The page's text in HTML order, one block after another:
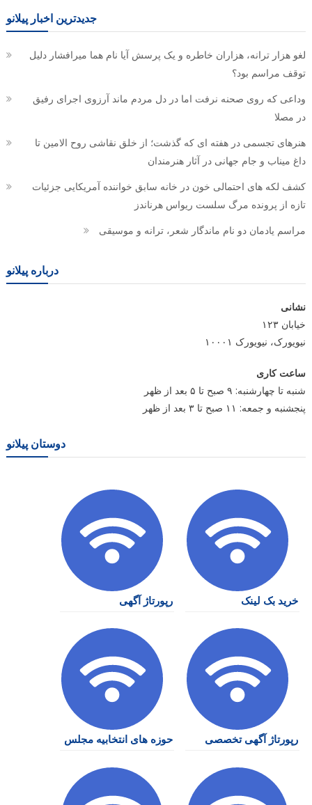
جدیدترین اخبار پیلانو
لغو هزار ترانه، هزاران خاطره و یک پرسش آیا نام هما میرافشار دلیل
توقف مراسم بود؟
وداعی که روی صحنه نرفت اما در دل مردم ماند آرزوی اجرای رفیق
در مصلا
هنرهای تجسمی در هفته ای که گذشت؛ از خلق نقاشی روح الامین تا
داغ میناب و جام جهانی در آثار هنرمندان
کشف لکه های احتمالی خون در خانه سابق خواننده آمریکایی جزئیات
تازه از پرونده مرگ سلست ریواس هرناندز
مراسم یادمان دو نام ماندگار شعر، ترانه و موسیقی
درباره پیلانو
نشانی
خیابان ۱۲۳
نیویورک، نیویورک ۱۰۰۰۱
ساعت کاری
شنبه تا چهارشنبه: ۹ صبح تا ۵ بعد از ظهر
پنجشنبه و جمعه: ۱۱ صبح تا ۳ بعد از ظهر
دوستان پیلانو
خرید بک لینک رپورتاژ آگهی
رپورتاژ آگهی تخصصی حوزه های انتخابیه مجلس